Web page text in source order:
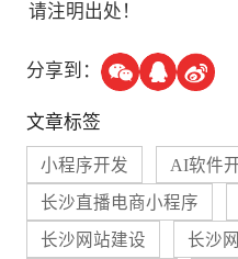
请注明出处！
分享到：
文章标签
小程序开发 AI软件
长沙直播电商小程序
长沙网站建设 长沙